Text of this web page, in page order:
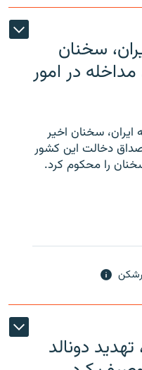
سخنان
در امور
سخنان اخیر
دخالت این کشور
را محکوم کرد.
دونالد